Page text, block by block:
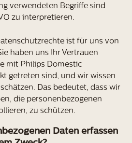
verwendeten Begriffe sind
zu interpretieren.
ist für uns von
haben uns Ihr Vertrauen
mit Philips Domestic
getreten sind, und wir wissen
Das bedeutet, dass wir
die personenbezogenen
zu schützen.
Daten erfassen